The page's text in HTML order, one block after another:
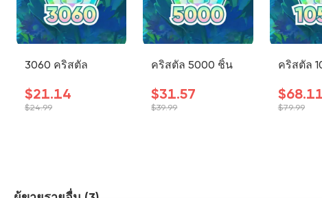
3060 คริสตัล
$21.14
$24.99
คริสตัล 5000 ชิ้น
$31.57
$39.99
คริสตัล
$79.99